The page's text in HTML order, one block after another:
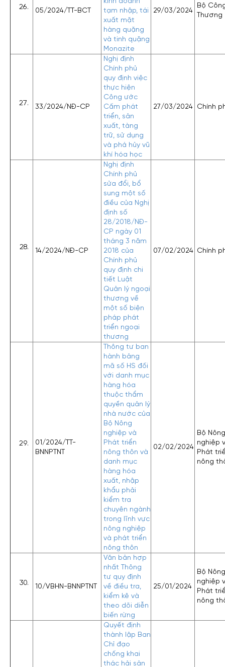
05/2024/TT-BCT
tạm nhập, tái
xuất mặt
hàng quặng
và tinh quặng
Monazite
29/03/2024
Bộ
Thương
33/2024/NĐ-CP
Nghị định
Chính phủ
quy định việc
thực hiện
Công ước
Cấm phát
triển, sản
xuất, tàng
trữ, sử dụng
và phá hủy vũ
khí hóa học
27/03/2024 Chính
14/2024/NĐ-CP
Nghị định
Chính phủ
sửa đổi, bổ
sung một số
điều của Nghị
định số
28/2018/NĐ-
CP ngày 01
tháng 3 năm
2018 của
Chính phủ
quy định chi
tiết Luật
Quản lý ngoại
thương về
một số biện
pháp phát
triển ngoại
thương
07/02/2024 Chính
01/2024/TT-
BNNPTNT
Thông tư ban
hành bảng
mã số HS đối
với danh mục
hàng hóa
thuộc thẩm
quyền quản lý
nhà nước của
Bộ Nông
nghiệp và
Phát triển
nông thôn và
danh mục
hàng hóa
xuất, nhập
khẩu phải
kiểm tra
chuyên ngành
trong lĩnh vực
nông nghiệp
và phát triển
nông thôn
02/02/2024
Bộ Nông
nghiệp
Phát
nông
10/VBHN-BNNPTNT
Văn bản hợp
nhất Thông
tư quy định
về điều tra,
kiểm kê và
theo dõi diễn
biến rừng
25/01/2024
Bộ Nông
nghiệp
Phát
nông
Quyết định
thành lập Ban
Chỉ đạo
chống khai
thác hải sản